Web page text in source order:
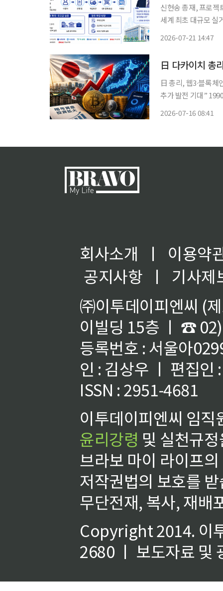
신현송 총재, 프로젝
세계 최초 대규모 실
2026-07-21 14:47
日 다카이치 총
日 총리, 웹3∙블록체
추가 발전 기대” 1990년대 버블 붕괴 이후 30여 년간 보수적인 태도를 유지해온 일본 금융 시
2026-07-16 08:41
회사소개 ㅣ
이용약
공지사항
ㅣ
기사제
㈜이투데이피엔씨 (
이빌딩 15층 ㅣ ☎
등록번호 : 서울아
인 : 김상우 ㅣ 편집인
ISSN : 2951-4681
이투데이피엔씨 임
윤리강령 및 실천규
브라보 마이 라이프
저작권법의 보호를
무단전재, 복사, 재배
Copyright 2014. 이
2680 ㅣ 보도자료